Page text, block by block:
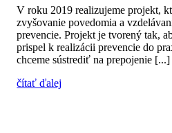
V roku 2019 realizujeme projekt,
zvyšovanie povedomia a
prevencie. Projekt je tvorený tak,
prispel k realizácii prevencie do
chceme sústrediť na prepojenie [...]
čítať ďalej